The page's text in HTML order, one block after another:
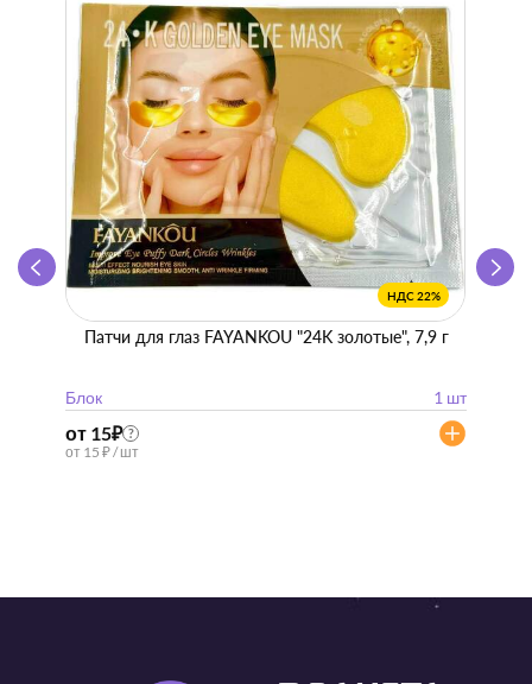
НДС 22%
Патчи для глаз FAYANKOU "24K золотые", 7,9 г
Блок 1 шт
от 15₽ ?
от 15 ₽ / шт